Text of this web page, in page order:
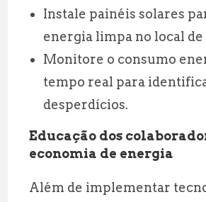
Instale painéis solares
energia limpa no local
Monitore o consumo
tempo real para
desperdícios.
Educação dos
economia de energia
Além de implementar